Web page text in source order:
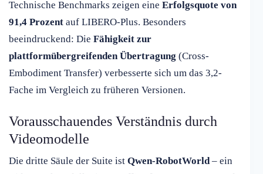
Technische Benchmarks zeigen eine Erfolgsquote von
91,4 Prozent auf LIBERO-Plus. Besonders
beeindruckend: Die Fähigkeit zur
plattformübergreifenden Übertragung (Cross-
Embodiment Transfer) verbesserte sich um das 3,2-
Fache im Vergleich zu früheren Versionen.
Vorausschauendes Verständnis durch
Videomodelle
Die dritte Säule der Suite ist Qwen-RobotWorld– ein